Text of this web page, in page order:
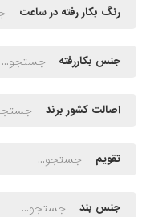
رنگ بکار رفته در ساعت
جنس بکاررفته
اصالت کشور برند
تقویم
جنس بند